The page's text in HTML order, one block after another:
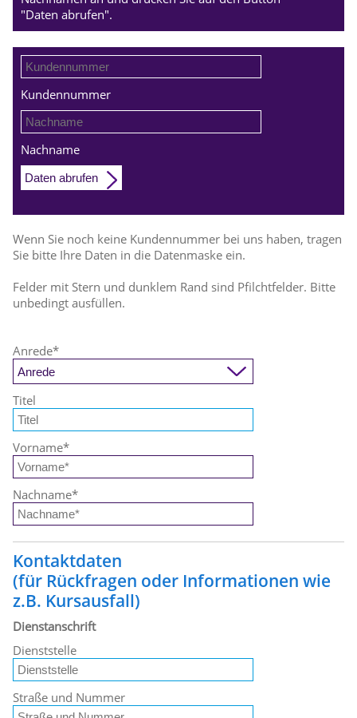
"Daten abrufen".
Kundennummer
Nachname
Daten abrufen
Wenn Sie noch keine Kundennummer bei uns haben, tragen
Sie bitte Ihre Daten in die Datenmaske ein.
Felder mit Stern und dunklem Rand sind Pfilchtfelder. Bitte
unbedingt ausfüllen.
Anrede*
Titel
Vorname*
Nachname*
Kontaktdaten
(für Rückfragen oder Informationen wie
z.B. Kursausfall)
Dienstanschrift
Dienststelle
Straße und Nummer